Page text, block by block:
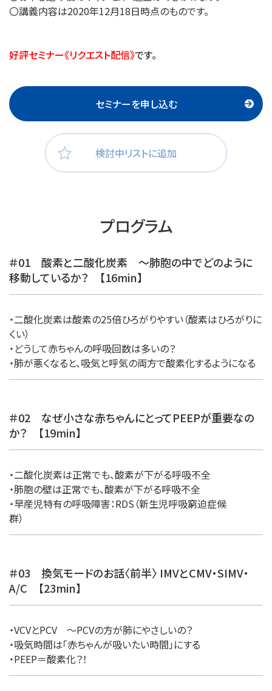
〇講義内容は2020年12月18日時点のものです。
好評セミナー《リクエスト配信》です。
セミナーを申し込む
検討中リストに追加
プログラム
＃01 酸素と二酸化炭素 〜肺胞の中でどのように
移動しているか？ 【16min】
・二酸化炭素は酸素の25倍ひろがりやすい（酸素はひろがりに
くい）
・どうして赤ちゃんの呼吸回数は多いの？
・肺が悪くなると、吸気と呼気の両方で酸素化するようになる
＃02 なぜ小さな赤ちゃんにとってPEEPが重要なの
か？ 【19min】
・二酸化炭素は正常でも、酸素が下がる呼吸不全
・肺胞の壁は正常でも、酸素が下がる呼吸不全
・早産児特有の呼吸障害：RDS（新生児呼吸窮迫症候
群）
＃03 換気モードのお話〈前半〉 IMVとCMV・SIMV・
A/C 【23min】
・VCVとPCV 〜PCVの方が肺にやさしいの？
・吸気時間は「赤ちゃんが吸いたい時間」にする
・PEEP＝酸素化？！